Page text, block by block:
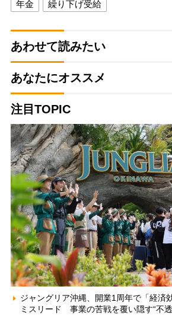
年金 繰り下げ受給
あわせて読みたい
あなたにオススメ
注目TOPIC
ジャングリア沖縄、開業1周年で「経済
ミスリード 事業の苦戦を覆い隠す“不